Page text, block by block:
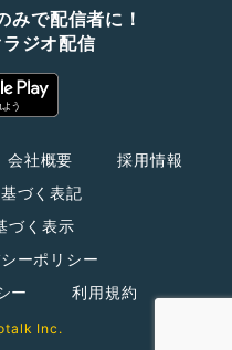
みで配信者に！
ジオ配信
会社概要
採用情報
づく表記
づく表示
ーポリシー
ー
利用規約
Inc.